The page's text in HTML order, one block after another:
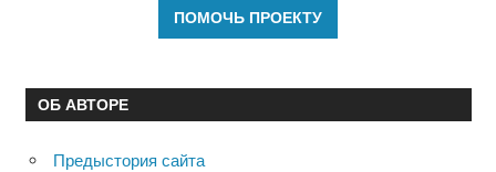
ОБ АВТОРЕ
Предыстория сайта